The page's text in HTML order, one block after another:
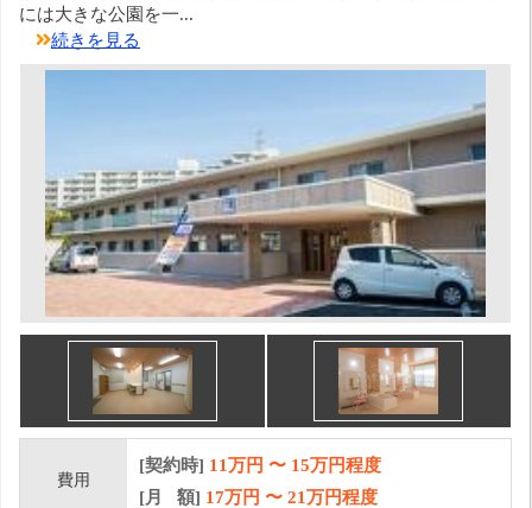
には大きな公園を一...
続きを見る
費用
[契約時] 11万円 〜 15万円程度
[月 額] 17万円 〜 21万円程度